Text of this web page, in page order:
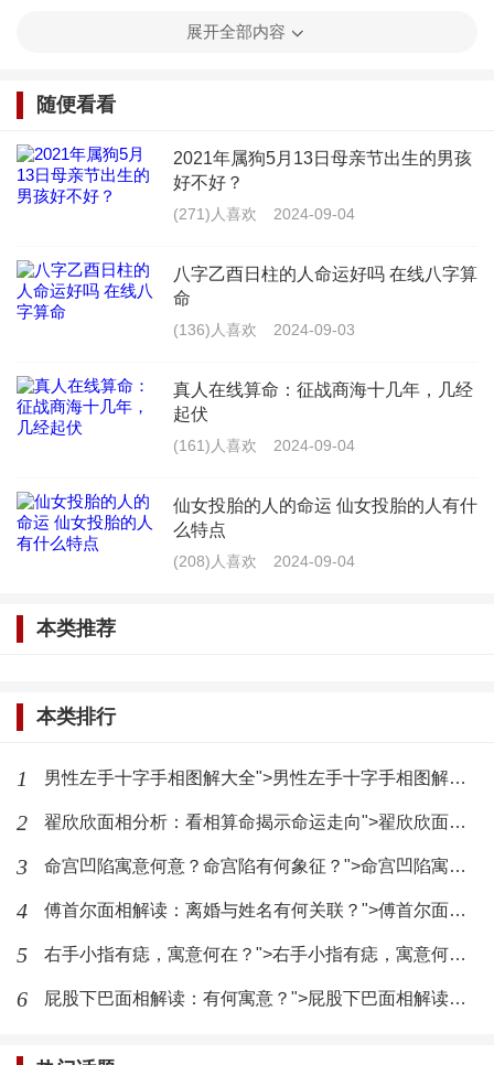
睛通常意味着心胸开阔，能够包容他人的缺点，而上
度，这对于克服生活中的挑战极为有利。
然后是鼻子，翟欣欣的鼻梁挺直且鼻头圆润，这
种鼻相被认为是财运亨通的象征，挺直的鼻梁代表人
财富累积能力强，能够在事业上取得一定的成就。
翟欣欣的嘴唇形状适中，不薄也不厚，这样的口
相在面相学中被认为是言行一致、诚信可靠的表现，
适中的嘴唇意味着她在表达自己的想法和情感时既不
会过于冲动，也不会过于保守，能够在与人交往中保
持一定的平衡。
额头与智慧象征
宽阔且平滑，没有明显的皱纹和凹陷，这被认为是智
野和深远的思考，能够在复杂的问题面前保持清晰的
耳朵与人际关系
我们来看看翟欣欣的耳朵，她的耳朵大小适中，
耳垂饱满，这种耳相在面相学中被认为是良好的人际
关系和贵人运的象征，适中的耳朵大小意味着她在人
际交往中既能保持自己的立场，又不失灵活性，能够
展开全部内容
随便看看
2021年属狗5月13日母亲节出生的男孩
好不好？
(271)人喜欢 2024-09-04
八字乙酉日柱的人命运好吗 在线八字算
命
(136)人喜欢 2024-09-03
真人在线算命：征战商海十几年，几经
起伏
(161)人喜欢 2024-09-04
仙女投胎的人的命运 仙女投胎的人有什
么特点
(208)人喜欢 2024-09-04
本类推荐
本类排行
1 男性左手十字手相图解大全">男性左手十字手相图解大全
2 翟欣欣面相分析：看相算命揭示命运走向">翟欣欣面相分析：看相算命揭示命运走向
3 命宫凹陷寓意何意？命宫陷有何象征？">命宫凹陷寓意何意？命宫陷有何象征？
4 傅首尔面相解读：离婚与姓名有何关联？">傅首尔面相解读：离婚与姓名有何关联？
5 右手小指有痣，寓意何在？">右手小指有痣，寓意何在？
6 屁股下巴面相解读：有何寓意？">屁股下巴面相解读：有何寓意？